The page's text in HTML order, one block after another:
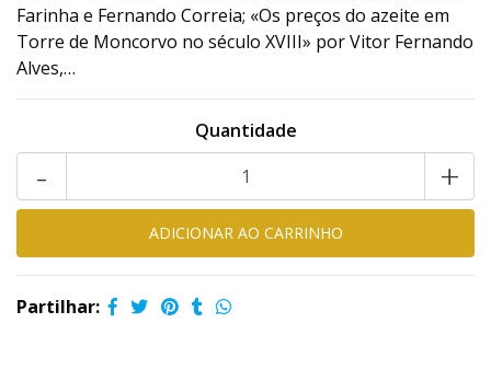
Farinha e Fernando Correia; «Os preços do azeite em
Torre de Moncorvo no século XVIII» por Vitor Fernando
Alves,…
Quantidade
+
-
Partilhar: